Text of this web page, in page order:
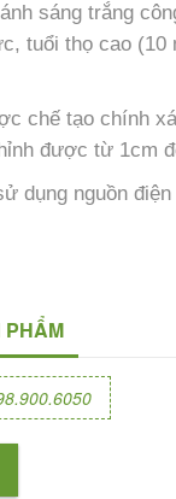
sáng trắng
tuổi thọ cao (10
chế tạo chính
được từ 1cm
dụng nguồn điện
PHẨM